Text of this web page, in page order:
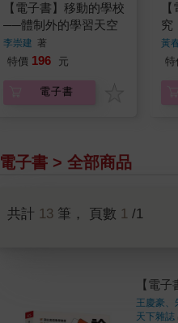
【電子書】移動的學校
──體制外的學習天空
李崇建 著
特價 196 元
電子書
究
高
黃
特
電子書 > 全部商品
共計 13 筆， 頁數 1 /1
【電
王慶豪、
天下雜誌